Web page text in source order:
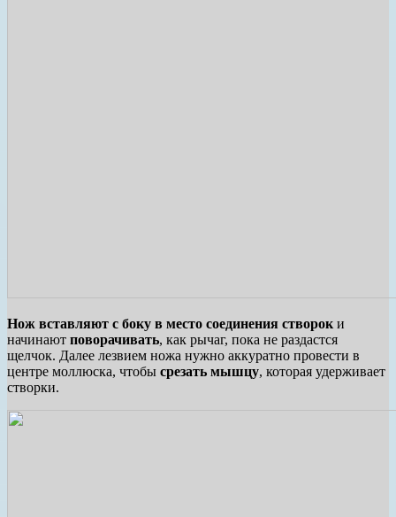
Нож вставляют с боку в место соединения створок и
начинают поворачивать, как рычаг, пока не раздастся
щелчок. Далее лезвием ножа нужно аккуратно провести в
центре моллюска, чтобы срезать мышцу, которая удерживает
створки.